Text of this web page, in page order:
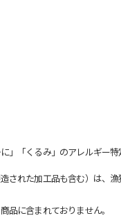
「くるみ」のアレルギー特
れた加工品も含む）は、
に含まれておりません。